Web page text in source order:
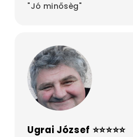
"Jó minősèg"
Ugrai József ⭐⭐⭐⭐⭐